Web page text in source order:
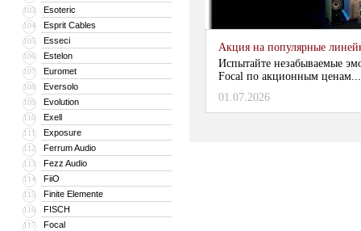
103 Esoteric
104 Esprit Cables
105 Esseci
106 Estelon
107 Euromet
108 Eversolo
109 Evolution
110 Exell
111 Exposure
112 Ferrum Audio
113 Fezz Audio
114 FiiO
115 Finite Elemente
116 FISCH
117 Focal
Акция на популярные
Испытайте незабываемые
Focal по акционным
01.07.2026